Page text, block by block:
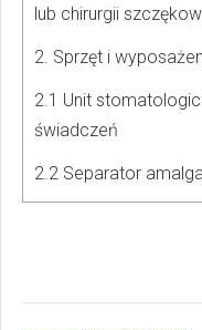
lub chirurgii
2. Sprzęt i
2.1 Unit
świadczeń
2.2 Separator